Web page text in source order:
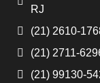
RJ
(21) 2610-
(21) 2711-
(21) 99130-